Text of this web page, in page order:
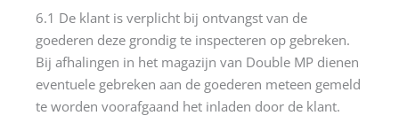
6.1 De klant is verplicht bij ontvangst van de
goederen deze grondig te inspecteren op gebreken.
Bij afhalingen in het magazijn van Double MP dienen
eventuele gebreken aan de goederen meteen gemeld
te worden voorafgaand het inladen door de klant.